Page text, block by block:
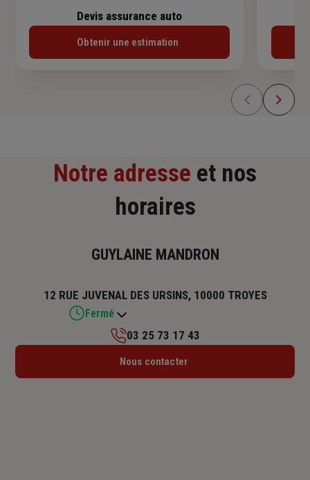
Devis assurance auto
Obtenir une estimation
Notre adresse et nos
horaires
GUYLAINE MANDRON
12 RUE JUVENAL DES URSINS, 10000 TROYES
Fermé
Lundi : 09h30 – 12h / 12h15 – 17h
03 25 73 17 43
Nous contacter